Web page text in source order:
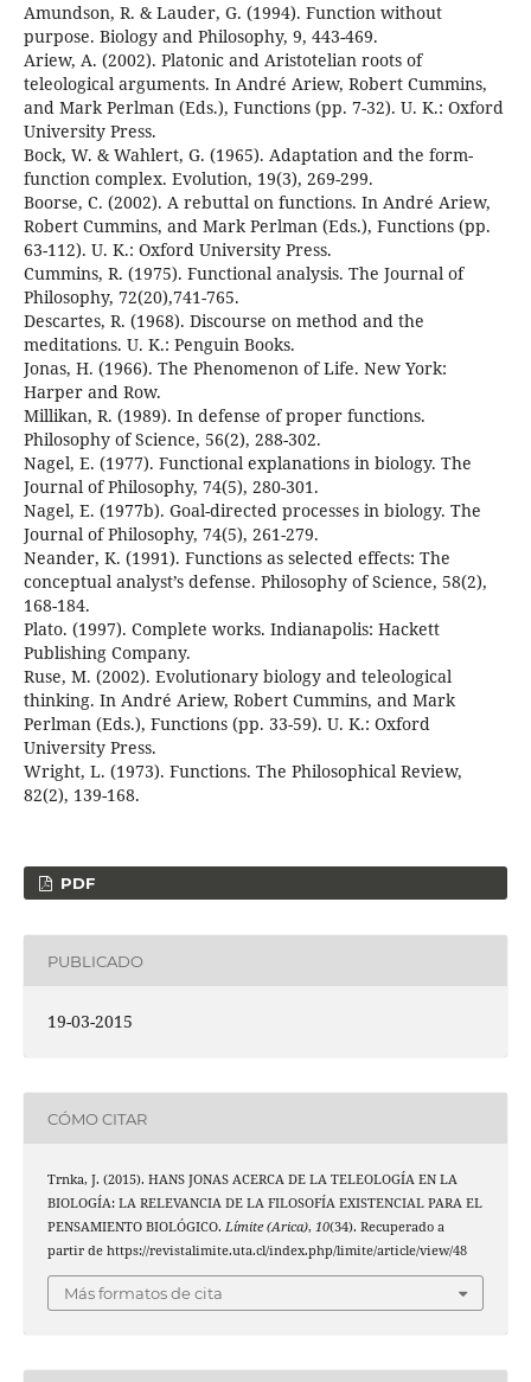
Amundson, R. & Lauder, G. (1994). Function without
purpose. Biology and Philosophy, 9, 443-469.
Ariew, A. (2002). Platonic and Aristotelian roots of
teleological arguments. In André Ariew, Robert Cummins,
and Mark Perlman (Eds.), Functions (pp. 7-32). U. K.: Oxford
University Press.
Bock, W. & Wahlert, G. (1965). Adaptation and the form-
function complex. Evolution, 19(3), 269-299.
Boorse, C. (2002). A rebuttal on functions. In André Ariew,
Robert Cummins, and Mark Perlman (Eds.), Functions (pp.
63-112). U. K.: Oxford University Press.
Cummins, R. (1975). Functional analysis. The Journal of
Philosophy, 72(20),741-765.
Descartes, R. (1968). Discourse on method and the
meditations. U. K.: Penguin Books.
Jonas, H. (1966). The Phenomenon of Life. New York:
Harper and Row.
Millikan, R. (1989). In defense of proper functions.
Philosophy of Science, 56(2), 288-302.
Nagel, E. (1977). Functional explanations in biology. The
Journal of Philosophy, 74(5), 280-301.
Nagel, E. (1977b). Goal-directed processes in biology. The
Journal of Philosophy, 74(5), 261-279.
Neander, K. (1991). Functions as selected effects: The
conceptual analyst’s defense. Philosophy of Science, 58(2),
168-184.
Plato. (1997). Complete works. Indianapolis: Hackett
Publishing Company.
Ruse, M. (2002). Evolutionary biology and teleological
thinking. In André Ariew, Robert Cummins, and Mark
Perlman (Eds.), Functions (pp. 33-59). U. K.: Oxford
University Press.
Wright, L. (1973). Functions. The Philosophical Review,
82(2), 139-168.
PDF
PUBLICADO
19-03-2015
CÓMO CITAR
Trnka, J. (2015). HANS JONAS ACERCA DE LA TELEOLOGÍA EN LA
BIOLOGÍA: LA RELEVANCIA DE LA FILOSOFÍA EXISTENCIAL PARA EL
PENSAMIENTO BIOLÓGICO. Límite (Arica), 10(34). Recuperado a
partir de https://revistalimite.uta.cl/index.php/limite/article/view/48
Más formatos de cita